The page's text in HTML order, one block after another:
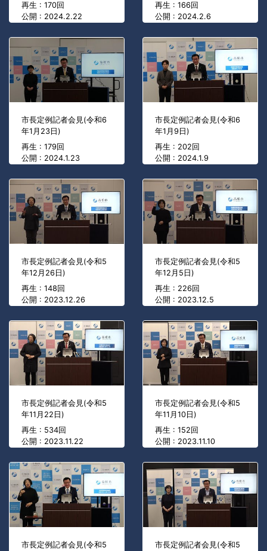
再生 : 170回
公開 : 2024.2.22
再生 : 166回
公開 : 2024.2.6
市長定例記者会見(令和6
年1月23日)
再生 : 179回
公開 : 2024.1.23
市長定例記者会見(令和6
年1月9日)
再生 : 202回
公開 : 2024.1.9
市長定例記者会見(令和5
年12月26日)
再生 : 148回
公開 : 2023.12.26
市長定例記者会見(令和5
年12月5日)
再生 : 226回
公開 : 2023.12.5
市長定例記者会見(令和5
年11月22日)
再生 : 534回
公開 : 2023.11.22
市長定例記者会見(令和5
年11月10日)
再生 : 152回
公開 : 2023.11.10
市長定例記者会見(令和5
市長定例記者会見(令和5